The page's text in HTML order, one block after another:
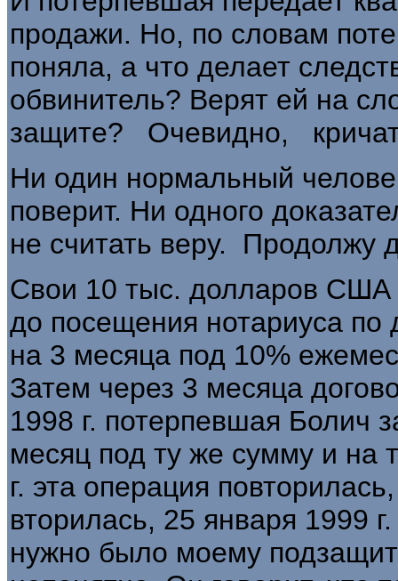
продажи. Но, по словам
поняла, а что делает
обвинитель? Верят ей на
защите? Очевидно,
Ни один нормальный
поверит. Ни одного
не считать веру. Продолжу
Свои 10 тыс. долларов США
до посещения нотариуса по
на 3 месяца под 10%
Затем через 3 месяца
1998 г. потерпевшая Бо­лич
месяц под ту же сумму и на
г. эта операция
вторилась, 25 января 1999
нужно было моему